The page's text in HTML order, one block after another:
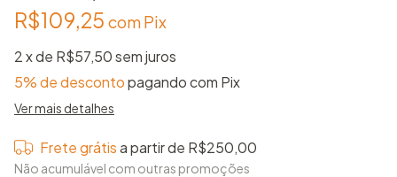
R$109,25 comPix
2x de R$57,50sem juros
5% de descontopagando com Pix
Ver mais detalhes
Frete grátis a partir de R$250,00
Não acumulável com outras promoções